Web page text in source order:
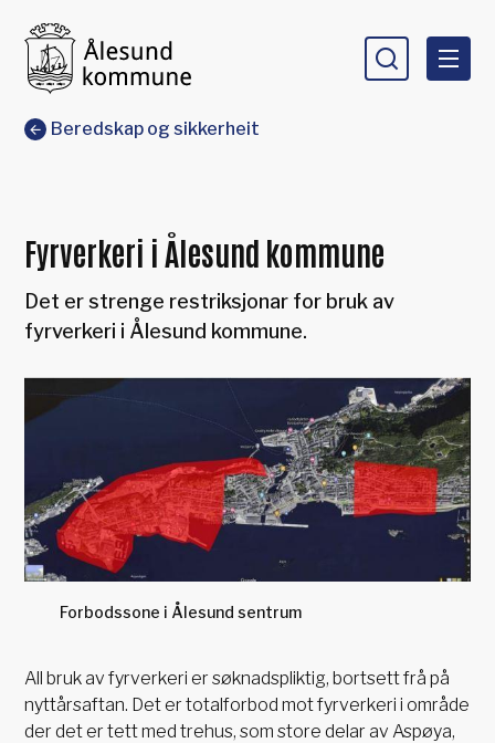
Du er her:
Beredskap og sikkerheit
Fyrverkeri i Ålesund kommune
Det er strenge restriksjonar for bruk av
fyrverkeri i Ålesund kommune.
Forbodssone i Ålesund sentrum
All bruk av fyrverkeri er søknadspliktig, bortsett frå på
nyttårsaftan. Det er totalforbod mot fyrverkeri i område
der det er tett med trehus, som store delar av Aspøya,